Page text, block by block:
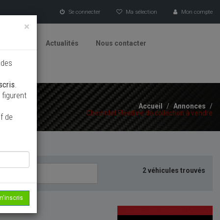
Se connecter Ma sélection Mon compte
Actualités Nous contacter
Accueil / Annonces
/
Chevrolet Fleetline de collection à vendre
2 véhicules trouvés
×
.
de